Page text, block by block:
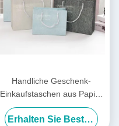
Handliche Geschenk-
Einkaufstaschen aus Papier
im INS-Stil,
Geburtstagsgeschenktüten
Erhalten Sie Besten Preis